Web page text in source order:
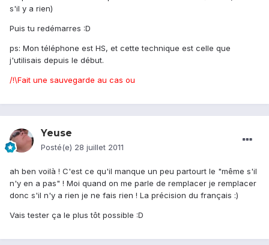
s'il y a rien)
Puis tu redémarres :D
ps: Mon téléphone est HS, et cette technique est celle que
j'utilisais depuis le début.
/!\Fait une sauvegarde au cas ou
Yeuse
Posté(e) 28 juillet 2011
ah ben voilà ! C'est ce qu'il manque un peu partourt le "même s'il
n'y en a pas" ! Moi quand on me parle de remplacer je remplacer
donc s'il n'y a rien je ne fais rien ! La précision du français :)
Vais tester ça le plus tôt possible :D